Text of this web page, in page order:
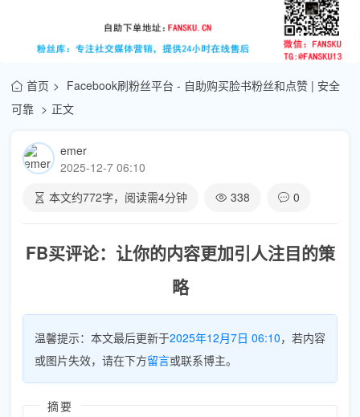
首页
Facebook刷粉丝平台 - 自助购买脸书粉丝和点赞 | 安全
可靠
正文
emer
2025-12-7 06:10
本文约772字，阅读需4分钟 338 0
FB买评论：让你的内容更加引人注目的策
略
温馨提示：本文最后更新于2025年12月7日 06:10，若内容
或图片失效，请在下方留言或联系博主。
摘要